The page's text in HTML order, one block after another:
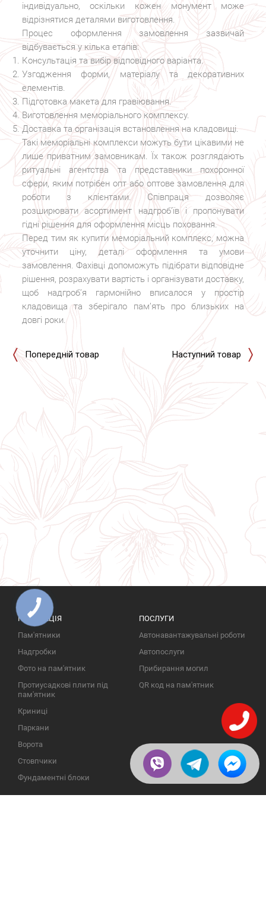
індивідуально, оскільки кожен монумент може
відрізнятися деталями виготовлення.
Процес оформлення замовлення зазвичай
відбувається у кілька етапів:
Консультація та вибір відповідного варіанта.
Узгодження форми, матеріалу та декоративних
елементів.
Підготовка макета для гравіювання.
Виготовлення меморіального комплексу.
Доставка та організація встановлення на кладовищі.
Такі меморіальні комплекси можуть бути цікавими не
лише приватним замовникам. Їх також розглядають
ритуальні агентства та представники похоронної
сфери, яким потрібен опт або оптове замовлення для
роботи з клієнтами. Співпраця дозволяє
розширювати асортимент надгроб’їв і пропонувати
гідні рішення для оформлення місць поховання.
Перед тим як купити меморіальний комплекс, можна
уточнити ціну, деталі оформлення та умови
замовлення. Фахівці допоможуть підібрати відповідне
рішення, розрахувати вартість і організувати доставку,
щоб надгроб’я гармонійно вписалося у простір
кладовища та зберігало пам’ять про близьких на
довгі роки.
Попередній товар Наступний товар
ПРОДУКЦІЯ
Пам'ятники
Надгробки
Фото на пам'ятник
Протиусадкові плити під
пам'ятник
Криниці
Паркани
Ворота
Стовпчики
Фундаментні блоки
ПОСЛУГИ
Автонавантажувальні роботи
Автопослуги
Прибирання могил
QR код на пам'ятник